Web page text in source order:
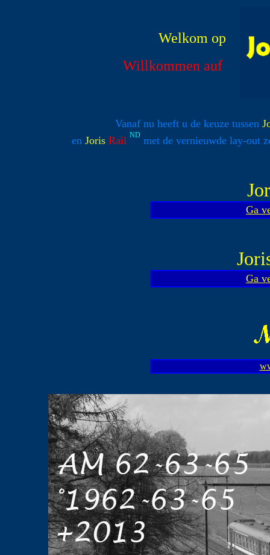
Welkom op
Willkommen auf
Vanaf nu heeft u de keuze tussen
en Joris Rail
ND
met de vernieuwde lay-out
Ga
Ga